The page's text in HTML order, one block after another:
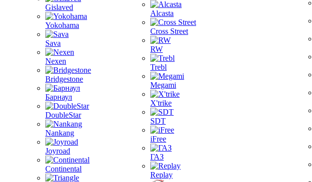
Gislaved
Yokohama
Sava
Nexen
Bridgestone
Барнаул
DoubleStar
Nankang
Joyroad
Continental
Alcasta
Cross Street
RW
Trebl
Megami
X'trike
SDT
iFree
ГАЗ
Replay